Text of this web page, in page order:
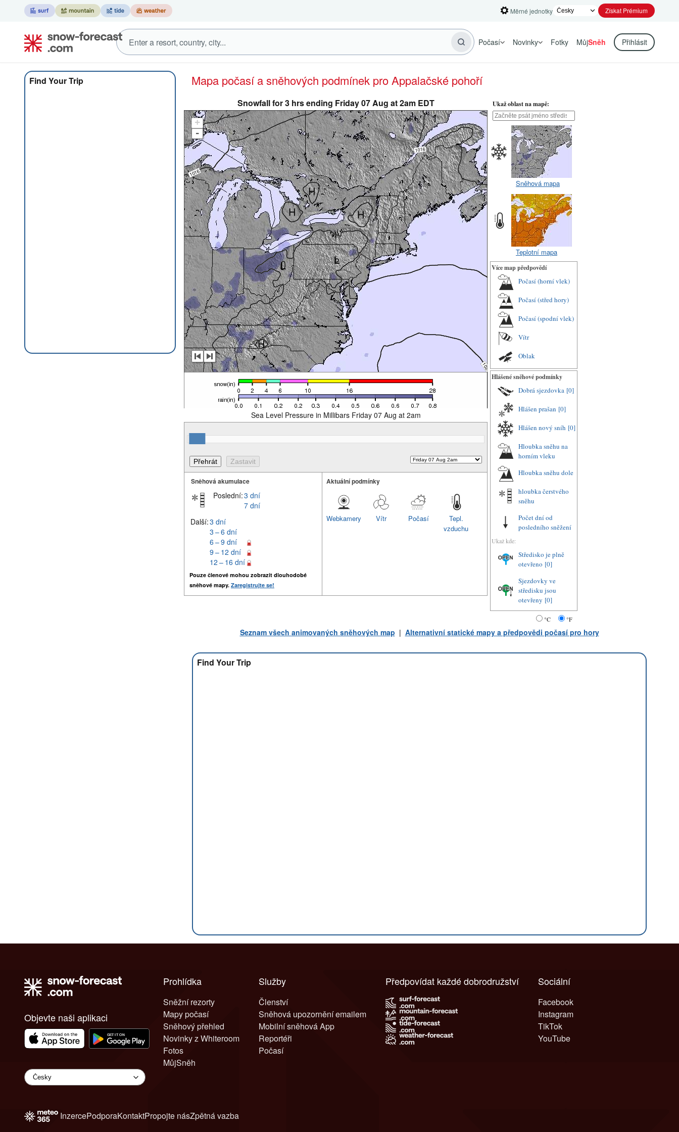
Měrné jednotky Získat Prémium
Počasí Novinky Fotky MůjSněh Přihlásit
Find Your Trip Mapa počasí a sněhových podmínek pro Appalačské pohoří
Snowfall for 3 hrs ending Friday 07 Aug at 2am EDT
+
-
Sea Level Pressure in Millibars Friday 07 Aug at 2am
Sněhová akumulace
Poslední:3 dní
7 dní
Další:3 dní
3 – 6 dní
6 – 9 dní
9 – 12 dní
12 – 16 dní
Pouze členové mohou zobrazit dlouhodobé
sněhové mapy. Zaregistrujte se!
Aktuální podmínky
Tepl.
vzduchu
Počasí
Vítr
Webkamery
Ukaž oblast na mapě:
Sněhová mapa
Teplotní mapa
Více map předpovědí
Počasí (horní vlek)
Počasí (střed hory)
Počasí (spodní vlek)
Vítr
Oblak
Hlášené sněhové podmínky
Dobrá sjezdovka [0]
Hlášen prašan [0]
Hlášen nový sníh [0]
Hloubka sněhu na
horním vleku
Hloubka sněhu dole
hloubka čerstvého
sněhu
Počet dní od
posledního sněžení
Ukaž kde:
Středisko je plně
otevřeno [0]
Sjezdovky ve
středisku jsou
otevřeny [0]
°C °F
Seznam všech animovaných sněhových map | Alternativní statické mapy a předpovědi počasí pro hory
Find Your Trip
Objevte naši aplikaci
Prohlídka
Sněžní rezorty
Mapy počasí
Sněhový přehled
Novinky z Whiteroom
Fotos
MůjSněh
Služby
Členství
Sněhová upozornění emailem
Mobilní sněhová App
Reportéři
Počasí
Sociální
Facebook
Instagram
TikTok
YouTube
Předpovídat každé dobrodružství
InzercePodporaKontaktPropojte násZpětná vazba